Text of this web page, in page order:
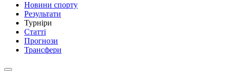
Новини спорту
Результати
Турніри
Статті
Прогнози
Трансфери